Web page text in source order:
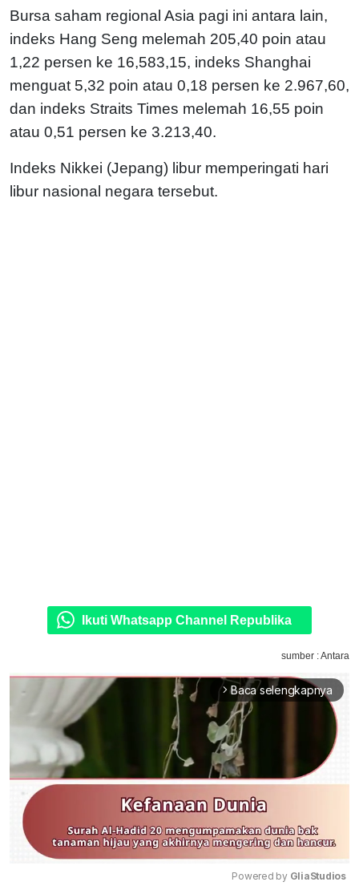
Bursa saham regional Asia pagi ini antara lain,
indeks Hang Seng melemah 205,40 poin atau
1,22 persen ke 16,583,15, indeks Shanghai
menguat 5,32 poin atau 0,18 persen ke 2.967,60,
dan indeks Straits Times melemah 16,55 poin
atau 0,51 persen ke 3.213,40.
Indeks Nikkei (Jepang) libur memperingati hari
libur nasional negara tersebut.
Ikuti Whatsapp Channel Republika
sumber : Antara
arrow_forward_ios Baca selengkapnya
Powered by GliaStudios